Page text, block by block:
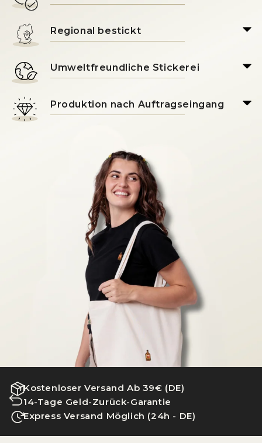
Regional bestickt
Umweltfreundliche Stickerei
Produktion nach Auftragseingang
Kostenloser Versand Ab 39€ (DE)
14-Tage Geld-Zurück-Garantie
Express Versand Möglich (24h - DE)